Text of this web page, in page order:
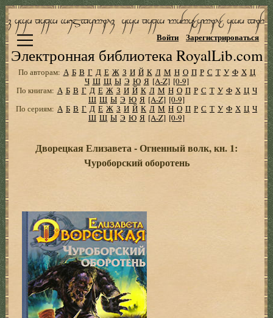
Электронная библиотека RoyalLib.com
Войти Зарегистрироваться
По авторам: А Б В Г Д Е Ж З И Й К Л М Н О П Р С Т У Ф Х Ц
Ч Ш Щ Ы Э Ю Я [A-Z] [0-9]
По книгам: А Б В Г Д Е Ж З И Й К Л М Н О П Р С Т У Ф Х Ц Ч
Ш Щ Ы Э Ю Я [A-Z] [0-9]
По сериям: А Б В Г Д Е Ж З И Й К Л М Н О П Р С Т У Ф Х Ц Ч
Ш Щ Ы Э Ю Я [A-Z] [0-9]
Дворецкая Елизавета - Огненный волк, кн. 1:
Чуроборский оборотень